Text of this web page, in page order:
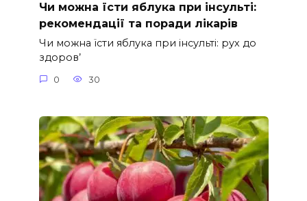
Чи можна їсти яблука при інсульті:
рекомендації та поради лікарів
Чи можна їсти яблука при інсульті: рух до
здоров’
0 30